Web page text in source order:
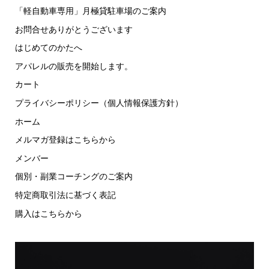
「軽自動車専用」月極貸駐車場のご案内
お問合せありがとうございます
はじめてのかたへ
アパレルの販売を開始します。
カート
プライバシーポリシー（個人情報保護方針）
ホーム
メルマガ登録はこちらから
メンバー
個別・副業コーチングのご案内
特定商取引法に基づく表記
購入はこちらから